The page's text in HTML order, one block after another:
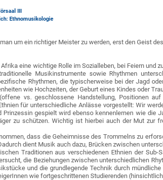
III
Ethnomusikologie
um ein richtiger Meister zu werden, erst den Geist
eine wichtige Rolle im Sozialleben, bei Feiern und
Musikinstrumente sowie Rhythmen
Rhythmen, die typischerweise bei der Jagd
wie Hochzeiten, der Geburt eines Kindes oder
vs. geschlossene Handstellung, Positionen
für unterschiedliche Anlässe vorgestellt: Wir
gespielt wird ebenso kennenlernen wie die
zu schützen. Wichtig ist hierbei auch der Mut zur
dass die Geheimnisse des Trommelns zu
dient Musik auch dazu, Brücken zwischen
Traditionen aus verschiedenen Ethnien der Sub-
die Beziehungen zwischen unterschiedlichen
und die grundlegende Technik durch
wie fortgeschrittenen Studierenden